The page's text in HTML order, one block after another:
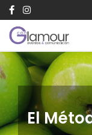
Saltar
al
contenido
El